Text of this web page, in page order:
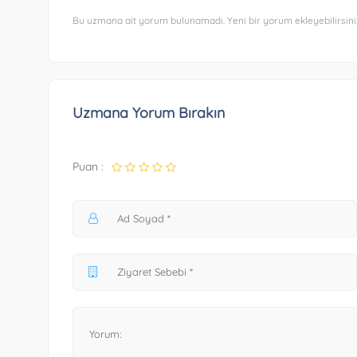
Bu uzmana ait yorum bulunamadı. Yeni bir yorum
Uzmana Yorum Bırakın
Puan :